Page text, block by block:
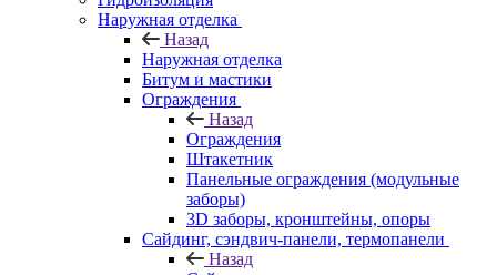
Наружная отделка
Назад
Наружная отделка
Битум и мастики
Ограждения
Назад
Ограждения
Штакетник
Панельные ограждения (модульные
заборы)
3D заборы, кронштейны, опоры
Cайдинг, сэндвич-панели, термопанели
Назад